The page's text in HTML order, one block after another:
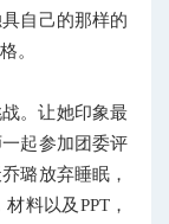
自己的那样的
。
。让她印象最
起参加团委评
璐放弃睡眠，
料以及PPT，